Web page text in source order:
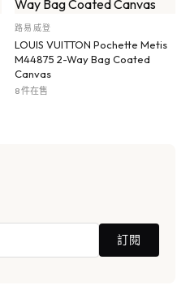
路易威登
LOUIS VUITTON Pochette Metis
M44875 2-Way Bag Coated
Canvas
8 件在售
訂閱